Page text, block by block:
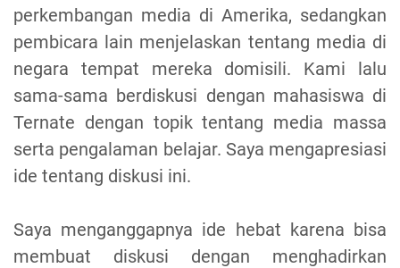
perkembangan media di Amerika, sedangkan
pembicara lain menjelaskan tentang media di
negara tempat mereka domisili. Kami lalu
sama-sama berdiskusi dengan mahasiswa di
Ternate dengan topik tentang media massa
serta pengalaman belajar. Saya mengapresiasi
ide tentang diskusi ini.
Saya menganggapnya ide hebat karena bisa
membuat diskusi dengan menghadirkan